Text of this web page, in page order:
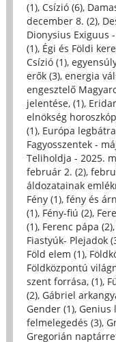
(1), Csízió (6),
december 8. (2),
Dionysius Exiguus
(1), Égi és Földi
Csízió (1),
erők (3), energia
engesztelő
jelentése, (1),
elnökség
(1), Európa
Fagyosszentek -
Teliholdja - 2025.
február 2. (2),
áldozatainak
Fény (1), fény és
(1), Fény-fiú (2),
(1), Ferenc pápa (2),
Fiastyúk- Plejadok
Föld elem (1),
Földközpontú
szent forrása, (1),
(2), Gábriel
Gender (1), Genius
felmelegedés (3),
Gregorián